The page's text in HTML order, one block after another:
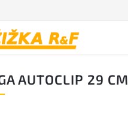
AUTOCLIP 29 CM